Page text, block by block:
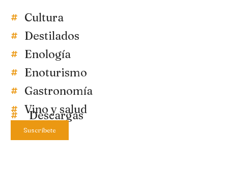
Cultura
Destilados
Enología
Enoturismo
Gastronomía
Vino y salud
Descargas
Suscríbete